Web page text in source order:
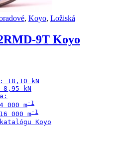
, Koyo, Ložiská
9T Koyo
18,10 kN
kN
000 m
000 m
Koyo